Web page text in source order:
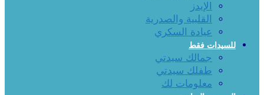
الإيدز
القلبية والصدرية
عيادة السكري
للسيدات فقط
جمالك سيدتي
طفلك سيدتي
معلومات لك